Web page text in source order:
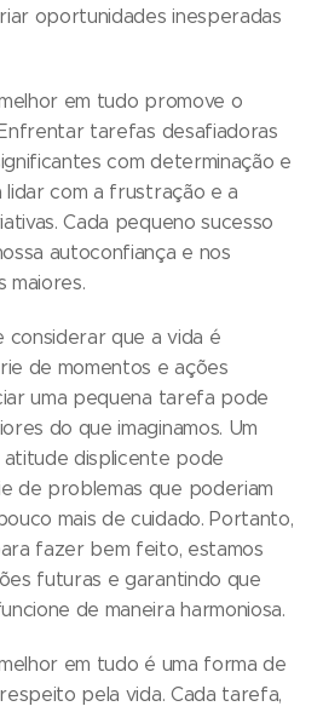
oportunidades inesperadas
em tudo promove o
tarefas desafiadoras
com determinação e
lidar com a frustração e a
Cada pequeno sucesso
autoconfiança e nos
maiores.
considerar que a vida é
de momentos e ações
uma pequena tarefa pode
do que imaginamos. Um
displicente pode
de problemas que poderiam
mais de cuidado. Portanto,
fazer bem feito, estamos
futuras e garantindo que
de maneira harmoniosa.
em tudo é uma forma de
pela vida. Cada tarefa,